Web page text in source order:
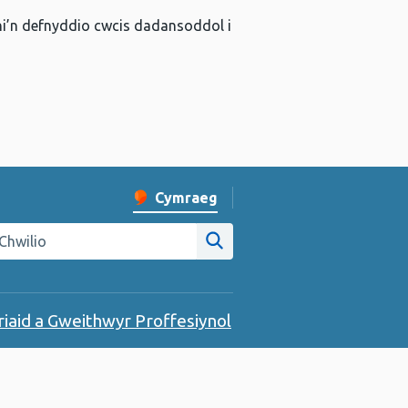
defnyddio cwcis dadansoddol i
Newid iaith y wefan
Cymraeg
gwefan Iechyd Cyhoeddus Cymru
Chwilio ar y wefan
a Gweithwyr Proffesiynol